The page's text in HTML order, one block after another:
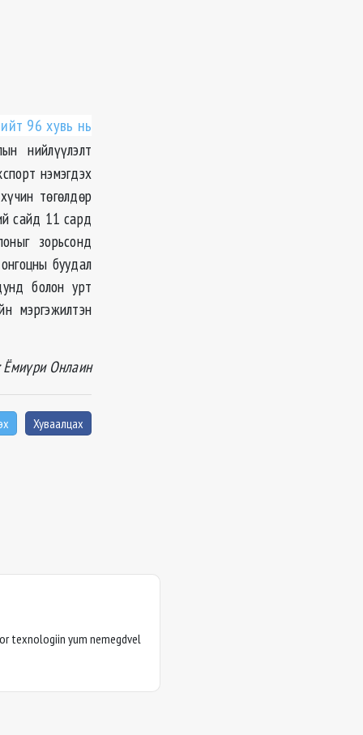
96 хувь нь
нийлүүлэлт
нэмэгдэх
төгөлдөр
сайд 11 сард
зорьсонд
буудал
болон урт
мэргэжилтэн
Онлаин
Хуваалцах
texnologiin yum nemegdvel